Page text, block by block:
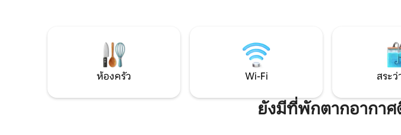
ผ้าปูที่นอนและ Wi-Fi ให้บริการ อยู่ห่างจาก
อ่าวซอมม์เพียง 30 นาที พร้อมค้นพบการ
พักผ่อนที่ยอดเยี่ยมครั้งต่อไปของคุณหรือ
ห้องครัว Wi-Fi สระ
ยังมีที่พักตากอากาศ